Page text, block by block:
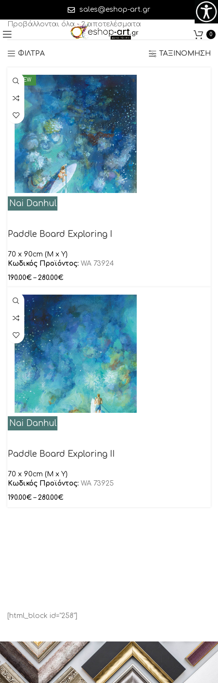
sales@eshop-art.gr
0
Προβάλλονται όλα - 2 αποτελέσματα
ΦΙΛΤΡΑ ΤΑΞΙΝΟΜΗΣΗ
NEW
Nai Danhul
Paddle Board Exploring I
70 x 90cm (M x Y)
Κωδικός Προϊόντος: WA 73924
190.00€ – 280.00€
Nai Danhul
Paddle Board Exploring II
70 x 90cm (M x Y)
Κωδικός Προϊόντος: WA 73925
190.00€ – 280.00€
[html_block id="258"]